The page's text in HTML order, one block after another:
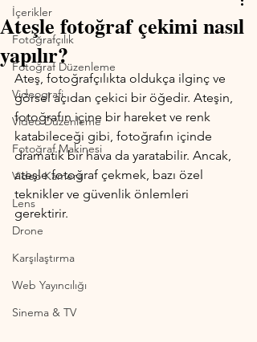
İçerikler
Fotoğrafçılık
Fotoğraf Düzenleme
Videografi
Video Düzenleme
Fotoğraf Makinesi
Video Kamera
Lens
Drone
Karşılaştırma
Web Yayıncılığı
Sinema & TV
Ateşle fotoğraf çekimi nasıl
yapılır?
Ateş, fotoğrafçılıkta oldukça ilginç ve
görsel açıdan çekici bir öğedir. Ateşin,
fotoğrafın içine bir hareket ve renk
katabileceği gibi, fotoğrafın içinde
dramatik bir hava da yaratabilir. Ancak,
ateşle fotoğraf çekmek, bazı özel
teknikler ve güvenlik önlemleri
gerektirir.